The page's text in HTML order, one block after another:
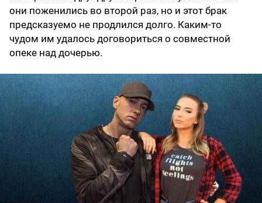
они поженились во второй раз, но и этот брак
предсказуемо не продлился долго. Каким-то
чудом им удалось договориться о совместной
опеке над дочерью.